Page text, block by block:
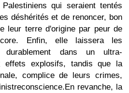
qui seraient tentés
déshérités et de renoncer, bon
leur terre d'origine par peur de
Enfin, elle laissera les
durablement dans un ultra-
effets explosifs, tandis que la
complice de leurs crimes,
En revanche, la